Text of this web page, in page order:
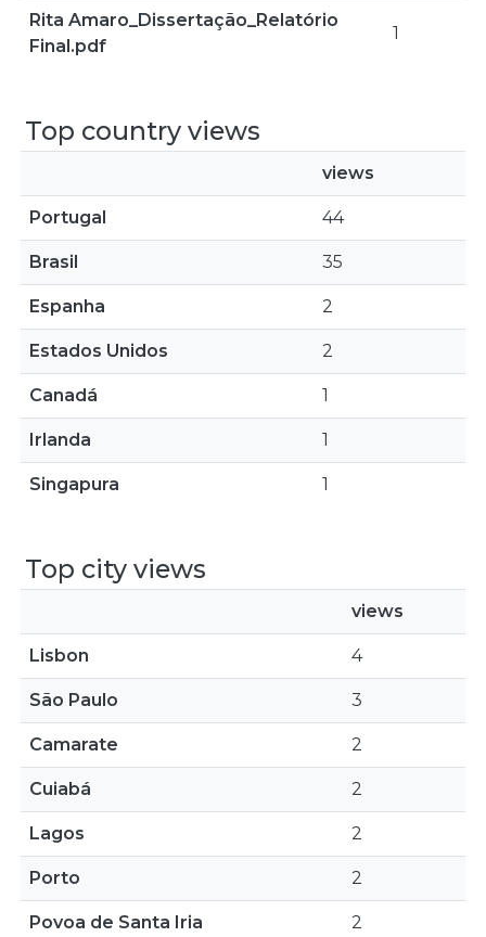
Rita Amaro_Dissertação_Relatório
Final.pdf
1
Top country views
views
Portugal 44
Brasil 35
Espanha 2
Estados Unidos 2
Canadá 1
Irlanda 1
Singapura 1
Top city views
views
Lisbon 4
São Paulo 3
Camarate 2
Cuiabá 2
Lagos 2
Porto 2
Povoa de Santa Iria 2